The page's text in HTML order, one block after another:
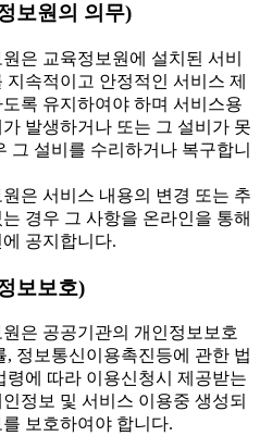
보원의 의무)
은 교육정보원에 설치된 서비
지속적이고 안정적인 서비스 제
록 유지하여야 하며 서비스용
발생하거나 또는 그 설비가 못
그 설비를 수리하거나 복구합니
은 서비스 내용의 변경 또는 추
경우 그 사항을 온라인을 통해
공지합니다.
보보호)
은 공공기관의 개인정보보호
, 정보통신이용촉진등에 관한 법
령에 따라 이용신청시 제공받는
정보 및 서비스 이용중 생성되
보호하여야 합니다.